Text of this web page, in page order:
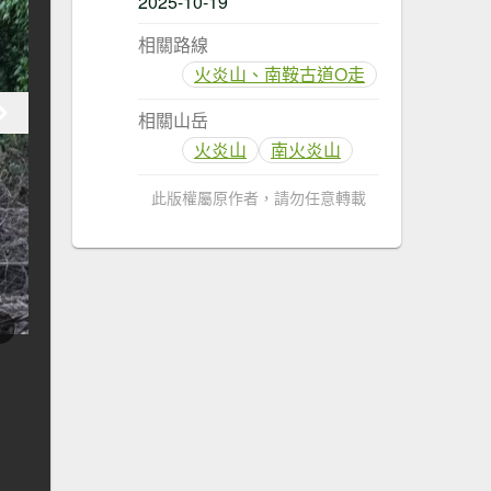
相關路線
火炎山、南鞍古道O走
相關山岳
火炎山
南火炎山
此版權屬原作者，請勿任意轉載